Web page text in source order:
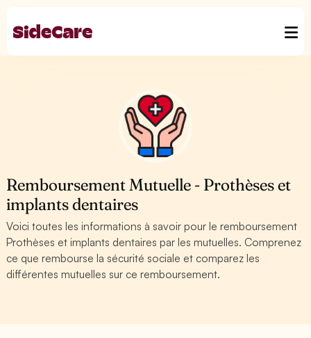
Remboursement Mutuelle - Prothèses et
implants dentaires
Voici toutes les informations à savoir pour le remboursement
Prothèses et implants dentaires par les mutuelles. Comprenez
ce que rembourse la sécurité sociale et comparez les
différentes mutuelles sur ce remboursement.